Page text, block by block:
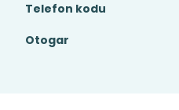
Telefon kodu
Otogar